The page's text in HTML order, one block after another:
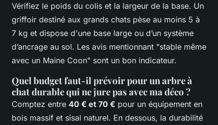
Vérifiez le poids du colis et la largeur de la base. Un
griffoir destiné aux grands chats pèse au moins 5 à
7 kg et dispose d'une base large ou d’un système
d’ancrage au sol. Les avis mentionnant "stable même
avec un Maine Coon" sont un bon indicateur.
Quel budget faut-il prévoir pour un arbre à
chat durable qui ne jure pas avec ma déco ?
Comptez entre 40 € et 70 € pour un équipement en
bois massif et sisal naturel. En dessous, la durabilité